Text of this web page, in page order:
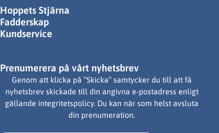
Hoppets Stjärna
Fadderskap
Kundservice
Prenumerera på vårt nyhetsbrev
Genom att klicka på ”Skicka” samtycker du till att få
nyhetsbrev skickade till din angivna e-postadress enligt
gällande integritetspolicy. Du kan när som helst avsluta
din prenumeration.